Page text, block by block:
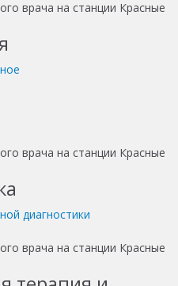
диагностики